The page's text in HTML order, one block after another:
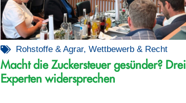
Rohstoffe & Agrar, Wettbewerb & Recht
Macht die Zuckersteuer gesünder? Drei
Experten widersprechen